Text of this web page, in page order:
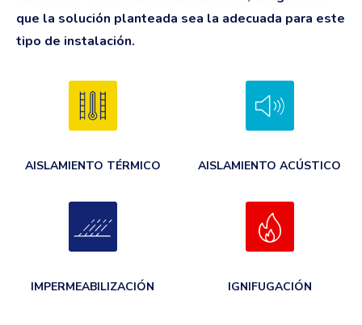
que la solución planteada sea la adecuada para este
tipo de instalación.
AISLAMIENTO TÉRMICO AISLAMIENTO ACÚSTICO
IMPERMEABILIZACIÓN IGNIFUGACIÓN